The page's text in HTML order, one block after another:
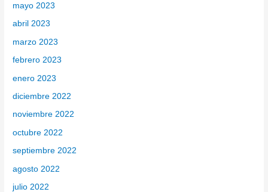
mayo 2023
abril 2023
marzo 2023
febrero 2023
enero 2023
diciembre 2022
noviembre 2022
octubre 2022
septiembre 2022
agosto 2022
julio 2022